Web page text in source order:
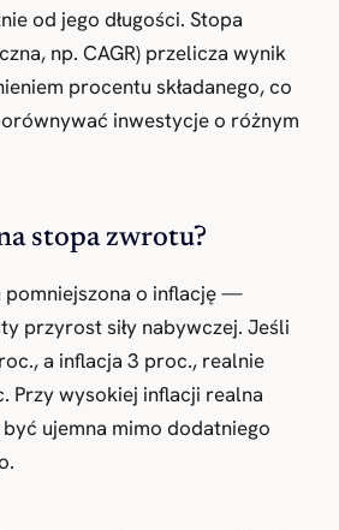
od jego długości. Stopa
np. CAGR) przelicza wynik
procentu składanego, co
inwestycje o różnym
stopa zwrotu?
pomniejszona o inflację —
przyrost siły nabywczej. Jeśli
a inflacja 3 proc., realnie
Przy wysokiej inflacji realna
ujemna mimo dodatniego